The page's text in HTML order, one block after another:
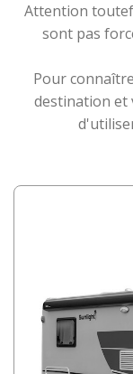
Attention
sont pas
Pour
destination et